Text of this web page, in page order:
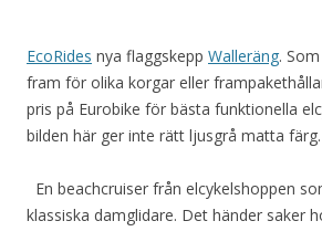
EcoRides nya flaggskepp Walleräng.
fram för olika korgar eller
pris på Eurobike för bästa funktionella
bilden här ger inte rätt ljusgrå matta
En beachcruiser från elcykelshoppen
klassiska damglidare. Det händer saker